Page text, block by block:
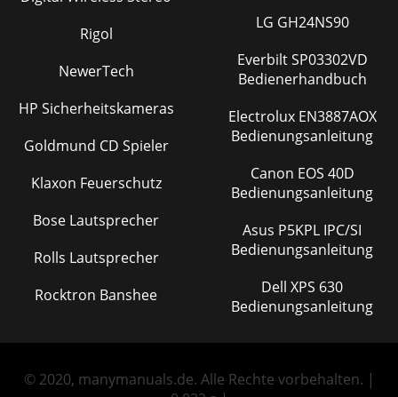
Rigol
NewerTech
HP Sicherheitskameras
Goldmund CD Spieler
Klaxon Feuerschutz
Bose Lautsprecher
Rolls Lautsprecher
Rocktron Banshee
LG GH24NS90
Everbilt SP03302VD
Bedienerhandbuch
Electrolux EN3887AOX
Bedienungsanleitung
Canon EOS 40D
Bedienungsanleitung
Asus P5KPL IPC/SI
Bedienungsanleitung
Dell XPS 630
Bedienungsanleitung
© 2020, manymanuals.de. Alle Rechte vorbehalten. |